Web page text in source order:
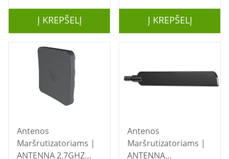
Į KREPŠELĮ Į KREPŠELĮ
Antenos
Maršrutizatoriams |
ANTENNA 2.7GHZ
Antenos
Maršrutizatoriams |
ANTENNA